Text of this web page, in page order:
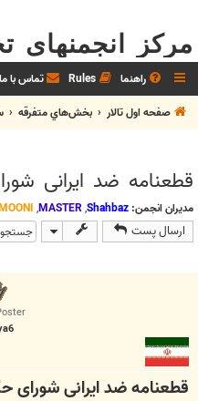
مرکز
راهنما Rules تماس با ما
صفحه اول تالار
بخش‌‌هاي متفرقه
قطعنامه ضد ایرانی
مدیران انجمن: Shahbaz
,
MASTER
,
ارسال پست
قطعنامه ضد ایرانی